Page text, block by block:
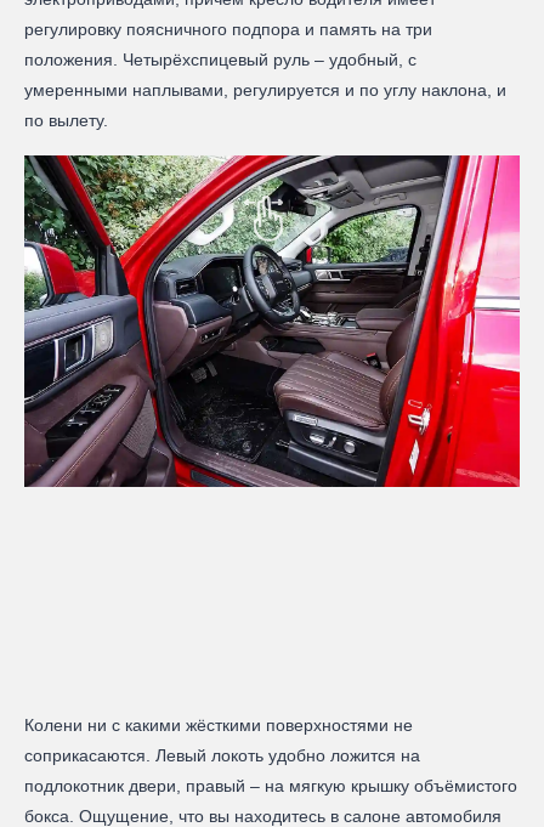
регулировку поясничного подпора и память на три
положения. Четырёхспицевый руль – удобный, с
умеренными наплывами, регулируется и по углу наклона, и
по вылету.
Колени ни с какими жёсткими поверхностями не
соприкасаются. Левый локоть удобно ложится на
подлокотник двери, правый – на мягкую крышку объёмистого
бокса. Ощущение, что вы находитесь в салоне автомобиля